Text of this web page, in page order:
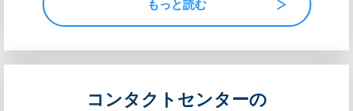
もっと読む
コンタクトセンターの